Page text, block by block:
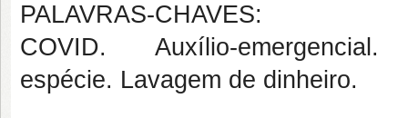
PALAVRAS-CHAVES:
COVID.Auxílio-
espécie. Lavagem de dinheiro.